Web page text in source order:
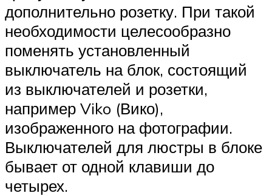
дополнительно розетку. При такой
необходимости целесообразно
поменять установленный
выключатель на блок, состоящий
из выключателей и розетки,
например Viko (Вико),
изображенного на фотографии.
Выключателей для люстры в блоке
бывает от одной клавиши до
четырех.